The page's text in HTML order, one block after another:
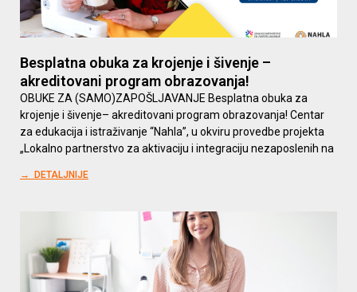
Besplatna obuka za krojenje i šivenje –
akreditovani program obrazovanja!
OBUKE ZA (SAMO)ZAPOŠLJAVANJE Besplatna obuka za
krojenje i šivenje– akreditovani program obrazovanja! Centar
za edukacija i istraživanje “Nahla”, u okviru provedbe projekta
„Lokalno partnerstvo za aktivaciju i integraciju nezaposlenih na
→ DETALJNIJE